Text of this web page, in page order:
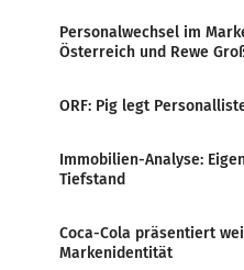
Personalwechsel im
Österreich und Rewe
ORF: Pig legt
Immobilien-Analyse:
Tiefstand
Coca-Cola präsentiert
Markenidentität